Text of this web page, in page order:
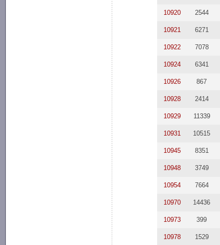
10920 2544
10921 6271
10922 7078
10924 6341
10926 867
10928 2414
10929 11339
10931 10515
10945 8351
10948 3749
10954 7664
10970 14436
10973 399
10978 1529